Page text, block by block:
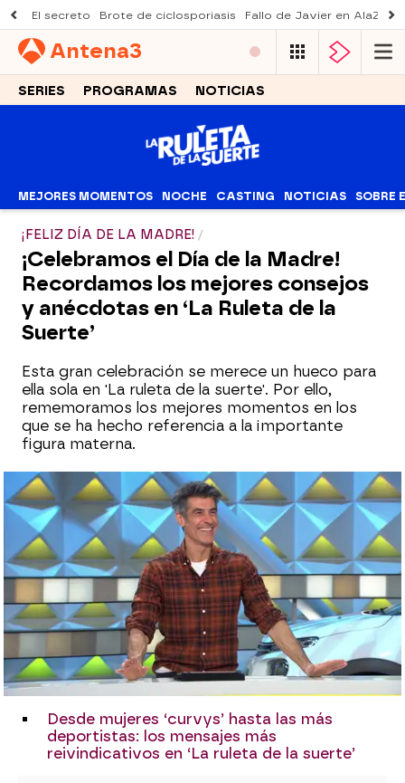
El secreto Brote de ciclosporiasis Fallo de Javier en AlaZ
Antena3
SERIES PROGRAMAS NOTICIAS
MEJORES MOMENTOS NOCHE CASTING NOTICIAS SOBRE
¡FELIZ DÍA DE LA MADRE!
¡Celebramos el Día de la Madre!
Recordamos los mejores consejos
y anécdotas en ‘La Ruleta de la
Suerte’
Esta gran celebración se merece un hueco para
ella sola en 'La ruleta de la suerte'. Por ello,
rememoramos los mejores momentos en los
que se ha hecho referencia a la importante
figura materna.
Desde mujeres ‘curvys’ hasta las más
deportistas: los mensajes más
reivindicativos en ‘La ruleta de la suerte’